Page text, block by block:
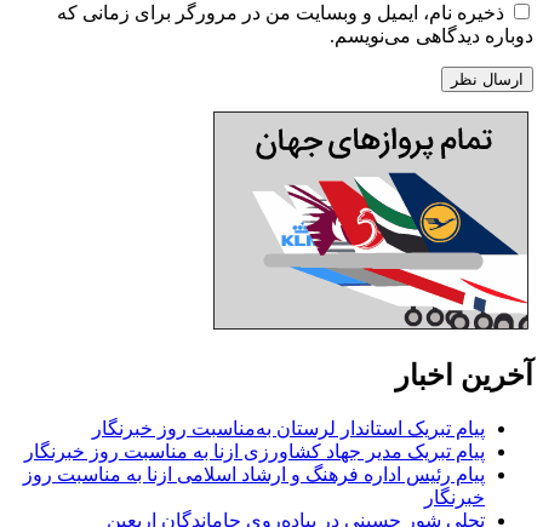
ذخیره نام، ایمیل و وبسایت من در مرورگر برای زمانی که
دوباره دیدگاهی می‌نویسم.
آخرین اخبار
پیام تبریک استاندار لرستان به‌مناسبت روز خبرنگار
پیام تبریک مدیر جهاد کشاورزی ازنا به مناسبت روز خبرنگار
پیام رئیس اداره فرهنگ و ارشاد اسلامی ازنا به مناسبت روز
خبرنگار
تجلی شور حسینی در پیاده‌روی جاماندگان اربعین